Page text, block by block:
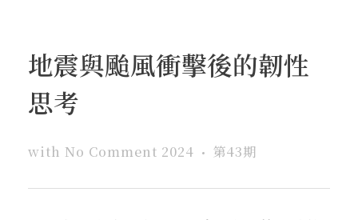
地震與颱風衝擊後的韌性
思考
with No Comment 2024 第43期